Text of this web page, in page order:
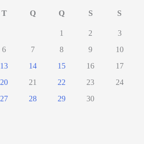
T Q Q S S
1 2
3
6 7 8 9
10
13 14 15 16
17
20 21 22 23
24
27 28 29 30